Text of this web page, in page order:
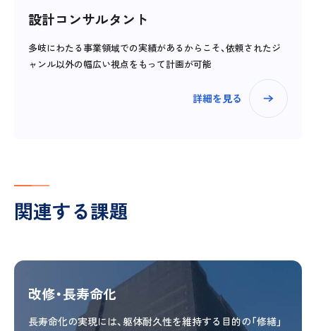
設計コンサルタント
多岐にわたる事業領域での実績があるからこそ、依頼されたジ
ャンル以外の幅広い視点をもって計画が可能
詳細を見る
関連する課題
改修・長寿命化
長寿命化の実現には、躯体耐久性を維持する目的の「修繕」